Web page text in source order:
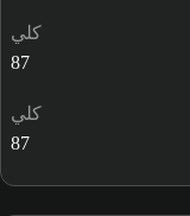
كلي
87
كلي
87